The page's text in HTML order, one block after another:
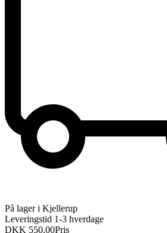
På lager i Kjellerup
Leveringstid 1-3 hverdage
DKK 550,00Pris